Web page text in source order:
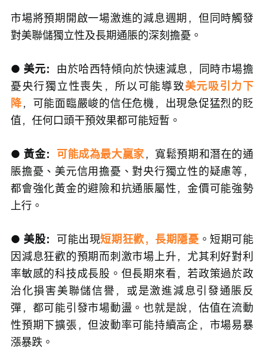
市場將預期開啟一場激進的減息週期，但同時觸發
對美聯儲獨立性及長期通脹的深刻擔憂。
● 美元： 由於哈西特傾向於快速減息，同時市場擔
憂央行獨立性喪失，所以可能導致美元吸引力下
降，可能面臨嚴峻的信任危機，出現急促猛烈的貶
值，任何口頭干預效果都可能短暫。
● 黃金： 可能成為最大贏家，寬鬆預期和潛在的通
脹擔憂、美元信用擔憂、對央行獨立性的疑慮等，
都會強化黃金的避險和抗通脹屬性，金價可能強勢
上行。
● 美股： 可能出現短期狂歡，長期隱憂 。短期可能
因減息狂歡的預期而刺激市場上升，尤其利好對利
率敏感的科技成長股。但長期來看，若政策過於政
治化損害美聯儲信譽，或是激進減息引發通脹反
彈，都可能引發市場動盪。也就是說，估值在流動
性預期下擴張，但波動率可能持續高企，市場易暴
漲暴跌。